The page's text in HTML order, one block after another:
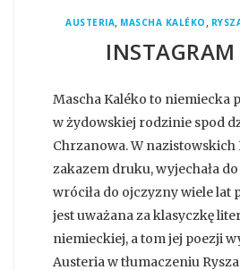
AUSTERIA, MASCHA KALÉKO,
Mascha Kaléko to niemiecka
w żydowskiej rodzinie spod
Chrzanowa. W nazistowskich
zakazem druku, wyjechała do
wróciła do ojczyzny wiele lat
jest uważana za klasyczkę
niemieckiej, a tom jej poezji
Austeria w tłumaczeniu